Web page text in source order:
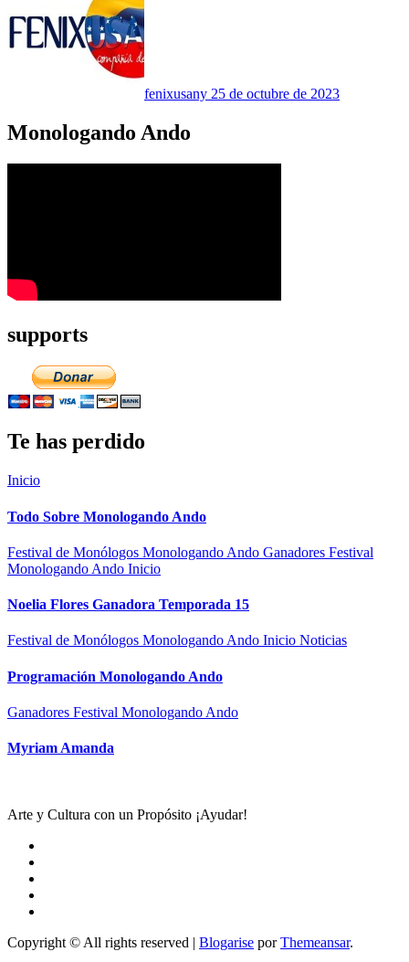
fenixusany 25 de octubre de 2023
Monologando Ando
supports
Te has perdido
Inicio
Todo Sobre Monologando Ando
Festival de Monólogos Monologando Ando Ganadores Festival
Monologando Ando Inicio
Noelia Flores Ganadora Temporada 15
Festival de Monólogos Monologando Ando Inicio Noticias
Programación Monologando Ando
Ganadores Festival Monologando Ando
Myriam Amanda
Arte y Cultura con un Propósito ¡Ayudar!
Copyright © All rights reserved Blogarise porThemeansar.